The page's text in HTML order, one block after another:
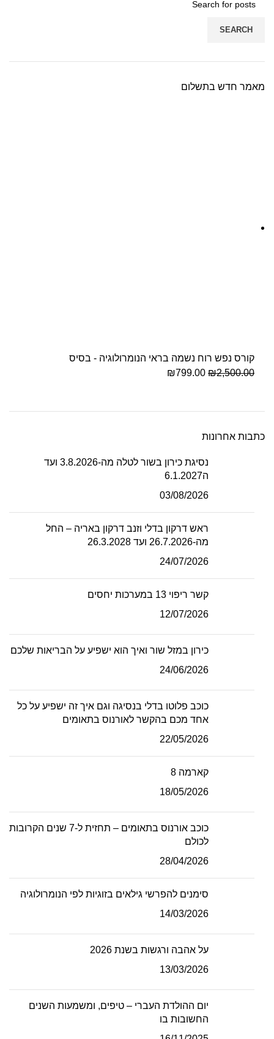
SEARCH
מאמר חדש בתשלום
קורס נפש רוח נשמה בראי הנומרולוגיה - בסיס
₪2,500.00
₪799.00
כתבות אחרונות
נסיגת כירון בשור לטלה מה-3.8.2026 ועד
ה6.1.2027
03/08/2026
ראש דרקון בדלי וזנב דרקון באריה – החל
מה-26.7.2026 ועד 26.3.2028
24/07/2026
קשר ריפוי 13 במערכות יחסים
12/07/2026
כירון במזל שור ואיך הוא ישפיע על הבריאות שלכם
24/06/2026
כוכב פלוטו בדלי בנסיגה וגם איך זה ישפיע על כל
אחד מכם בהקשר לאורנוס בתאומים
22/05/2026
קארמה 8
18/05/2026
כוכב אורנוס בתאומים – תחזית ל-7 שנים הקרובות
לכולם
28/04/2026
סימנים להפרשי גילאים בזוגיות לפי הנומרולוגיה
14/03/2026
על אהבה ורגשות בשנת 2026
13/03/2026
יום ההולדת העברי – טיפים, ומשמעות השנים
החשובות בו